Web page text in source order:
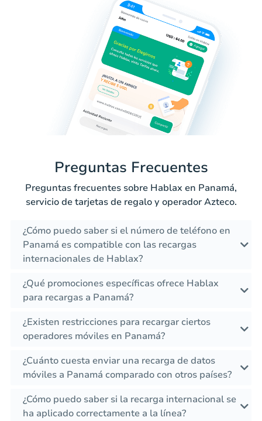
Preguntas Frecuentes
Preguntas frecuentes sobre Hablax en Panamá,
servicio de tarjetas de regalo y operador Azteco.
¿Cómo puedo saber si el número de teléfono en
Panamá es compatible con las recargas
internacionales de Hablax?
¿Qué promociones específicas ofrece Hablax
para recargas a Panamá?
¿Existen restricciones para recargar ciertos
operadores móviles en Panamá?
¿Cuánto cuesta enviar una recarga de datos
móviles a Panamá comparado con otros países?
¿Cómo puedo saber si la recarga internacional se
ha aplicado correctamente a la línea?